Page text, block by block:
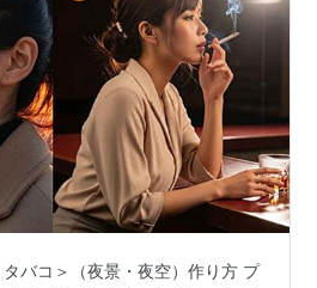
バコ＞（夜景・夜空）作り方 プ